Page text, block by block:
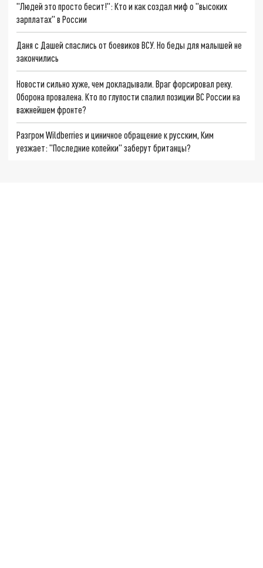
"Людей это просто бесит!": Кто и как создал миф о "высоких
зарплатах" в России
Даня с Дашей спаслись от боевиков ВСУ. Но беды для малышей не
закончились
Новости сильно хуже, чем докладывали. Враг форсировал реку.
Оборона провалена. Кто по глупости спалил позиции ВС России на
важнейшем фронте?
Разгром Wildberries и циничное обращение к русским, Ким
уезжает: "Последние копейки" заберут британцы?